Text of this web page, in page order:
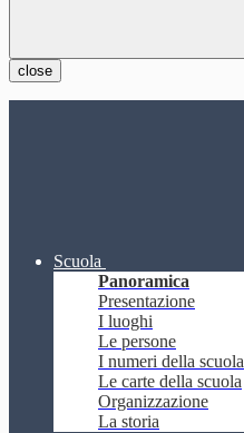
close
Scuola
Panoramica
Presentazione
I luoghi
Le persone
I numeri della scuola
Le carte della scuola
Organizzazione
La storia